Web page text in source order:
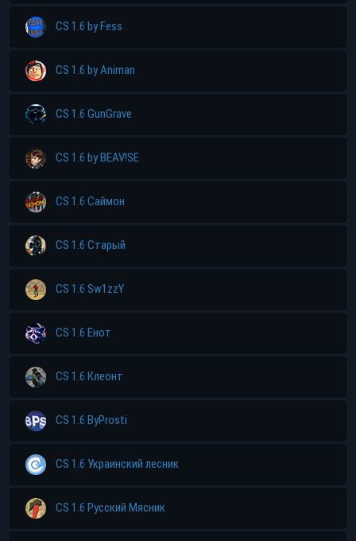
CS 1.6 by Fess
CS 1.6 by Animan
CS 1.6 GunGrave
CS 1.6 by BEAV!SE
CS 1.6 Саймон
CS 1.6 Старый
CS 1.6 Sw1zzY
CS 1.6 Енот
CS 1.6 Клеонт
CS 1.6 ByProsti
CS 1.6 Украинский лесник
CS 1.6 Русский Мясник